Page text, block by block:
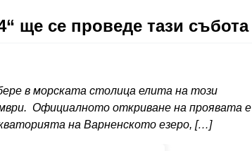
ще се проведе тази събота
в морската столица елита на този
Официалното откриване на проявата е
на Варненското езеро, […]